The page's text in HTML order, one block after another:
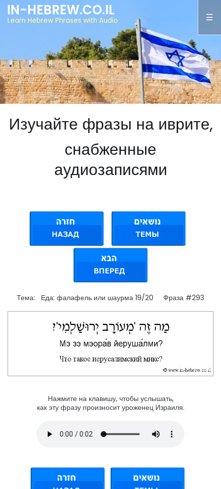
IN-HEBREW.CO.IL
Learn Hebrew Phrases with Audio
Изучайте фразы на иврите,
снабженные
аудиозаписями
Тема: Еда: фалафель или шаурма 19/20 Фраза #293
Нажмите на клавишу, чтобы услышать,
как эту фразу произносит уроженец Израиля.